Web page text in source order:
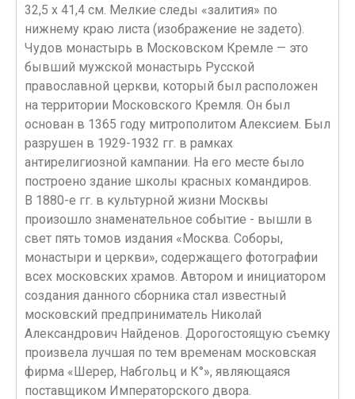
32,5 х 41,4 см. Мелкие следы «залития» по
нижнему краю листа (изображение не задето).
Чудов монастырь в Московском Кремле — это
бывший мужской монастырь Русской
православной церкви, который был расположен
на территории Московского Кремля. Он был
основан в 1365 году митрополитом Алексием. Был
разрушен в 1929-1932 гг. в рамках
антирелигиозной кампании. На его месте было
построено здание школы красных командиров.
В 1880-е гг. в культурной жизни Москвы
произошло знаменательное событие - вышли в
свет пять томов издания «Москва. Соборы,
монастыри и церкви», содержащего фотографии
всех московских храмов. Автором и инициатором
создания данного сборника стал известный
московский предприниматель Николай
Александрович Найденов. Дорогостоящую съемку
произвела лучшая по тем временам московская
фирма «Шерер, Набгольц и К°», являющаяся
поставщиком Императорского двора.